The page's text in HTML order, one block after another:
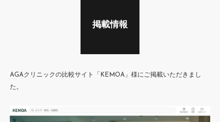
掲載情報
AGAクリニックの比較サイト「KEMOA」様にご掲載いただきまし
た。